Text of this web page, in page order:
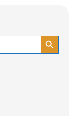
Search Button